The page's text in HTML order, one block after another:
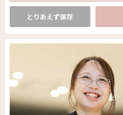
とりあえず保存